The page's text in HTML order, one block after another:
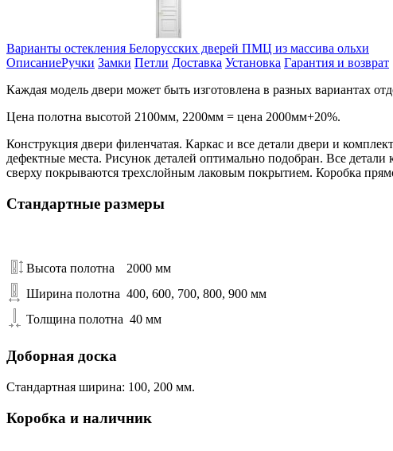
Варианты остекления Белорусских дверей ПМЦ из массива ольхи
ОписаниеРучки Замки Петли Доставка Установка Гарантия и возврат
Каждая модель двери может быть изготовлена в разных вариантах
Цена полотна высотой 2100мм, 2200мм = цена 2000мм+20%.
Конструкция двери филенчатая. Каркас и все детали двери и
дефектные места. Рисунок деталей оптимально подобран. Все
сверху покрываются трехслойным лаковым покрытием. Коробка
Стандартные размеры
Высота полотна
2000 мм
Ширина полотна 400, 600, 700, 800, 900 мм
Толщина полотна 40 мм
Доборная доска
Стандартная ширина: 100, 200 мм.
Коробка и наличник